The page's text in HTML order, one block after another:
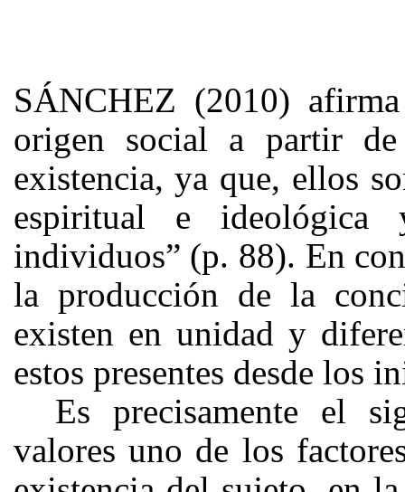
SÁNCHEZ (2010)
origen social a partir
existencia, ya que, ellos
espiritual e
individuos” (p. 88). En
la producción de la
existen en unidad y
estos presentes desde los
Es precisamente el
valores uno de los